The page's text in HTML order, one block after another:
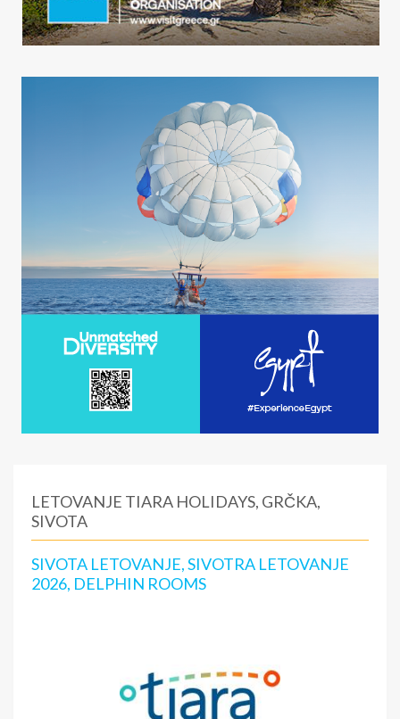
LETOVANJE TIARA HOLIDAYS, GRČKA,
SIVOTA
SIVOTA LETOVANJE, SIVOTRA LETOVANJE
2026, DELPHIN ROOMS